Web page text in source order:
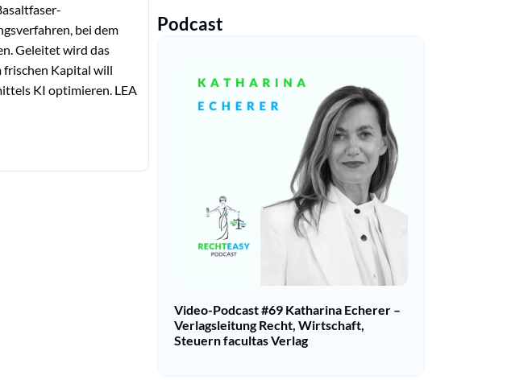
bei dem
Geleitet wird das
frischen Kapital will
KI optimieren. LEA
Podcast
Video-Podcast #69 Katharina Echerer –
Verlagsleitung Recht, Wirtschaft,
Steuern facultas Verlag